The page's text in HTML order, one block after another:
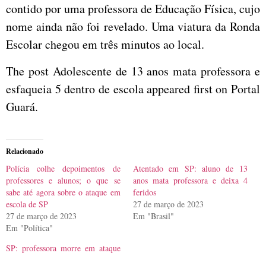
contido por uma professora de Educação Física, cujo
nome ainda não foi revelado. Uma viatura da Ronda
Escolar chegou em três minutos ao local.
The post Adolescente de 13 anos mata professora e
esfaqueia 5 dentro de escola appeared first on Portal
Guará.
Relacionado
Polícia colhe depoimentos de
professores e alunos; o que se
sabe até agora sobre o ataque em
escola de SP
27 de março de 2023
Em "Política"
Atentado em SP: aluno de 13
anos mata professora e deixa 4
feridos
27 de março de 2023
Em "Brasil"
SP: professora morre em ataque